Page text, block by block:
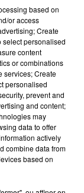
de
la chorale
organisé
d’Étrœungt !
based on
or access
Create
select personalised
content
or combinations
services; Create
personalised
prevent and
and content;
may
data to offer
actively
combine data from
based on